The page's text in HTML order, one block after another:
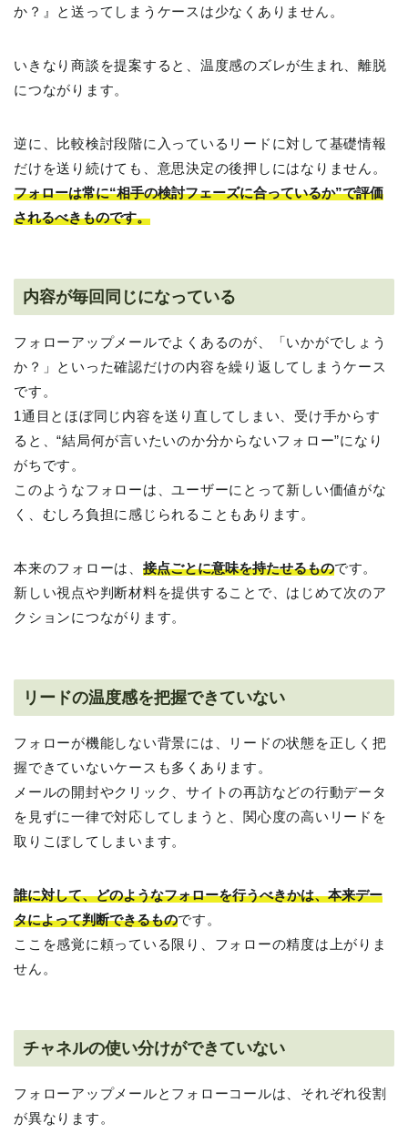
か？』と送ってしまうケースは少なくありません。
いきなり商談を提案すると、温度感のズレが生まれ、離脱
につながります。
逆に、比較検討段階に入っているリードに対して基礎情報
だけを送り続けても、意思決定の後押しにはなりません。
フォローは常に“相手の検討フェーズに合っているか”で評価
されるべきものです。
内容が毎回同じになっている
フォローアップメールでよくあるのが、「いかがでしょう
か？」といった確認だけの内容を繰り返してしまうケース
です。
1通目とほぼ同じ内容を送り直してしまい、受け手からす
ると、“結局何が言いたいのか分からないフォロー”になり
がちです。
このようなフォローは、ユーザーにとって新しい価値がな
く、むしろ負担に感じられることもあります。
本来のフォローは、 接点ごとに意味を持たせるものです。
新しい視点や判断材料を提供することで、はじめて次のア
クションにつながります。
リードの温度感を把握できていない
フォローが機能しない背景には、リードの状態を正しく把
握できていないケースも多くあります。
メールの開封やクリック、サイトの再訪などの行動データ
を見ずに一律で対応してしまうと、関心度の高いリードを
取りこぼしてしまいます。
誰に対して、どのようなフォローを行うべきかは、本来デー
タによって判断できるものです。
ここを感覚に頼っている限り、フォローの精度は上がりま
せん。
チャネルの使い分けができていない
フォローアップメールとフォローコールは、それぞれ役割
が異なります。